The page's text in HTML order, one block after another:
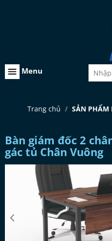
Menu
Trang chủ SẢN PHẨM
Bàn giám đốc 2
gác tủ Chân Vuông